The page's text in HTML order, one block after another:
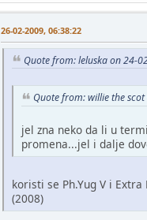
26-02-2009, 06:38:22
Quote from: leluska on 24-
Quote from: willie the
jel zna neko da li u
promena...jel i dalje
koristi se Ph.Yug V i
(2008)